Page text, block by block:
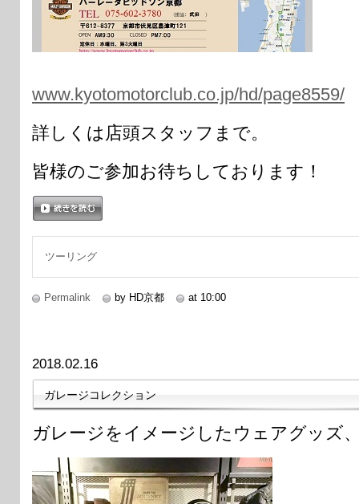
www.kyotomotorclub.co.jp/hd/page8559/
詳しくは店頭スタッフまで。
皆様のご参加お待ちしております！
ツーリング
Permalink by HD京都 at 10:00
2018.02.16
ガレージコレクション
ガレージをイメージしたウェアグッズ